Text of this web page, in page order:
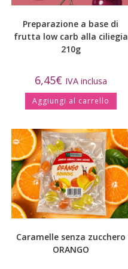
Preparazione a base di
frutta low carb alla ciliegia
210g
6,45€ IVA inclusa
Aggiungi al carrello
Caramelle senza zucchero
ORANGO